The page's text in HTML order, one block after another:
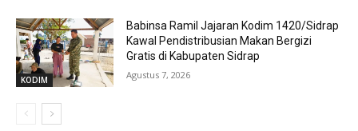
KODIM
Babinsa Ramil Jajaran Kodim 1420/Sidrap
Kawal Pendistribusian Makan Bergizi
Gratis di Kabupaten Sidrap
Agustus 7, 2026